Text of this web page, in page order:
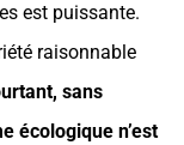
est puissante.
raisonnable
sans
écologique n’est